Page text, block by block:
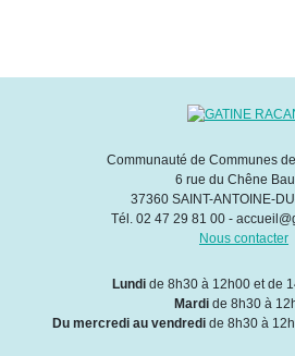
Communauté de Communes
6 rue du Chêne
37360 SAINT-ANTOINE-
Tél. 02 47 29 81 00 -
Nous contacter
Lundide 8h30 à 12h00 et de
Mardi de 8h30 à
Du mercredi au vendredide 8h30 à